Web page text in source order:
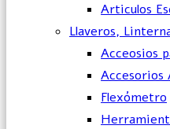
Articulos
Llaveros,
Acceosios
Accesorios
Flexómetro